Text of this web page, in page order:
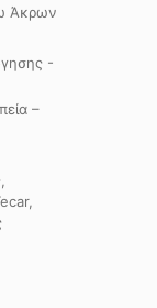
Άκρων
-
–